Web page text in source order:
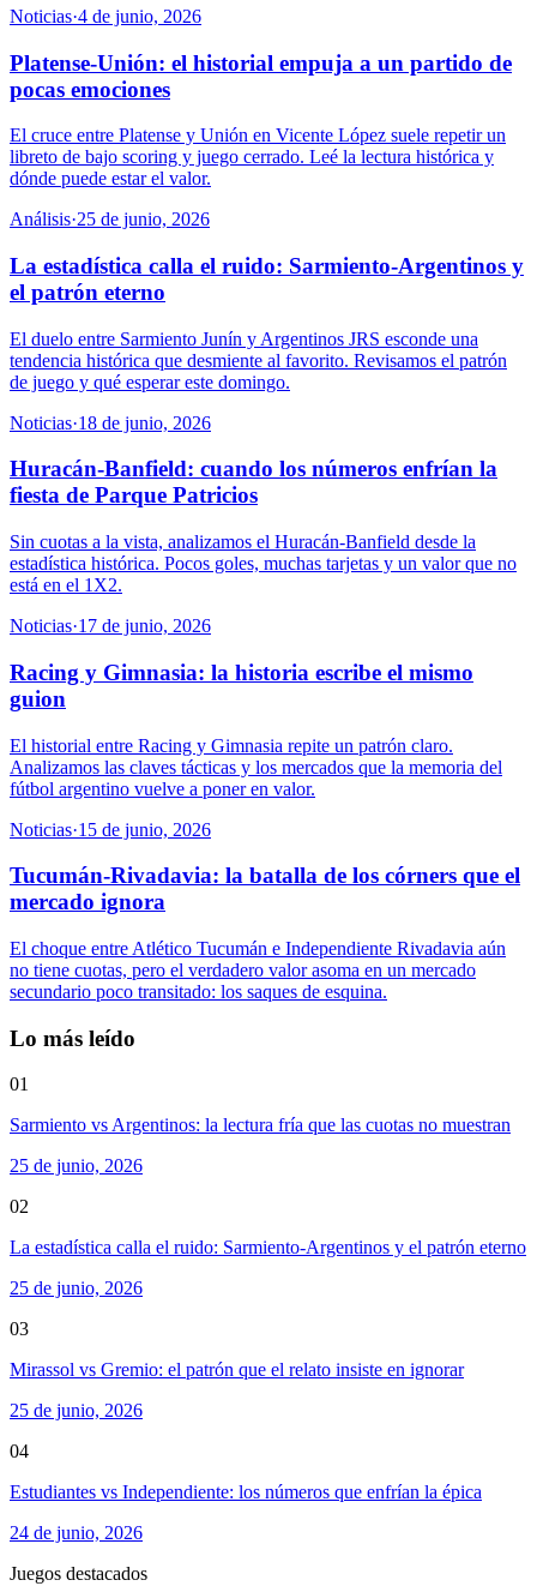
Noticias·4 de junio, 2026
Platense-Unión: el historial empuja a un partido de
pocas emociones
El cruce entre Platense y Unión en Vicente López suele repetir un
libreto de bajo scoring y juego cerrado. Leé la lectura histórica y
dónde puede estar el valor.
Análisis·25 de junio, 2026
La estadística calla el ruido: Sarmiento-Argentinos y
el patrón eterno
El duelo entre Sarmiento Junín y Argentinos JRS esconde una
tendencia histórica que desmiente al favorito. Revisamos el patrón
de juego y qué esperar este domingo.
Noticias·18 de junio, 2026
Huracán-Banfield: cuando los números enfrían la
fiesta de Parque Patricios
Sin cuotas a la vista, analizamos el Huracán-Banfield desde la
estadística histórica. Pocos goles, muchas tarjetas y un valor que no
está en el 1X2.
Noticias·17 de junio, 2026
Racing y Gimnasia: la historia escribe el mismo
guion
El historial entre Racing y Gimnasia repite un patrón claro.
Analizamos las claves tácticas y los mercados que la memoria del
fútbol argentino vuelve a poner en valor.
Noticias·15 de junio, 2026
Tucumán-Rivadavia: la batalla de los córners que el
mercado ignora
El choque entre Atlético Tucumán e Independiente Rivadavia aún
no tiene cuotas, pero el verdadero valor asoma en un mercado
secundario poco transitado: los saques de esquina.
Lo más leído
01
Sarmiento vs Argentinos: la lectura fría que las cuotas no muestran
25 de junio, 2026
02
La estadística calla el ruido: Sarmiento-Argentinos y el patrón eterno
25 de junio, 2026
03
Mirassol vs Gremio: el patrón que el relato insiste en ignorar
25 de junio, 2026
04
Estudiantes vs Independiente: los números que enfrían la épica
24 de junio, 2026
Juegos destacados